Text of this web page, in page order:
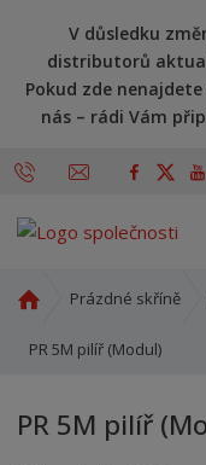
V důsledku
distributorů
Pokud zde
nás – rádi Vám
o
í
Prázdné skříně
PR 5M pilíř (Modul)
PR 5M pilíř